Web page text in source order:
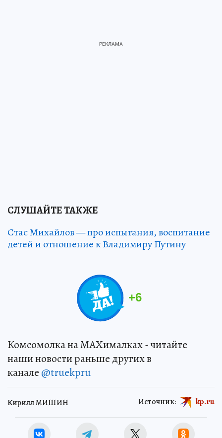
СЛУШАЙТЕ ТАКЖЕ
Стас Михайлов — про испытания, воспитание
детей и отношение к Владимиру Путину
+6
Комсомолка на MAXималках - читайте
наши новости раньше других в
канале @truekpru
Кирилл МИШИН Источник: kp.ru